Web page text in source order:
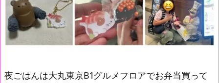
夜ごはんは大丸東京B1グルメフロアでお弁当買って